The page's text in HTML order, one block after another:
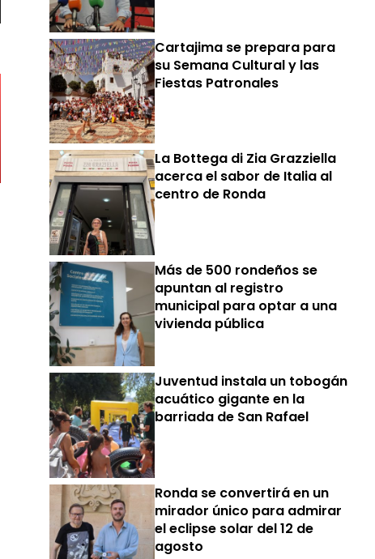
Cartajima se prepara para
su Semana Cultural y las
Fiestas Patronales
La Bottega di Zia Grazziella
acerca el sabor de Italia al
centro de Ronda
Más de 500 rondeños se
apuntan al registro
municipal para optar a una
vivienda pública
Juventud instala un tobogán
acuático gigante en la
barriada de San Rafael
Ronda se convertirá en un
mirador único para admirar
el eclipse solar del 12 de
agosto